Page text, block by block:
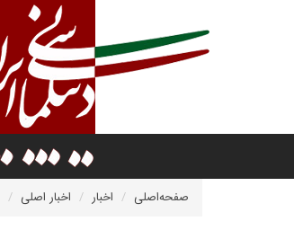
صفحه‌اصلی اخبار اخبار اصلی